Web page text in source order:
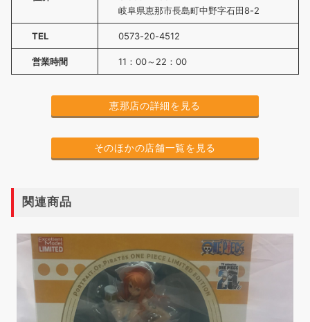
岐阜県恵那市長島町中野字石田8-2
TEL 0573-20-4512
営業時間 11：00～22：00
恵那店の詳細を見る
そのほかの店舗一覧を見る
関連商品